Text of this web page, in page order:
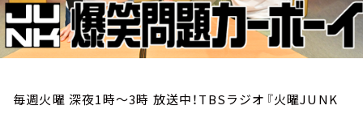
毎週火曜 深夜1時～3時 放送中！TBSラジオ『火曜JUNK